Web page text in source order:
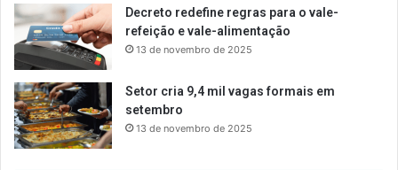
Decreto redefine regras para o vale-
refeição e vale-alimentação
13 de novembro de 2025
Setor cria 9,4 mil vagas formais em
setembro
13 de novembro de 2025